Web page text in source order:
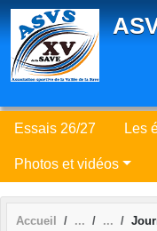
Essais 26/27 Les
Photos et vidéos
Accueil
Panneau de gestion des